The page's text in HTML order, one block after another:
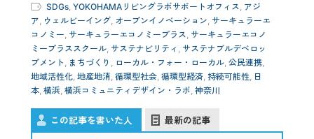
SDGs, YOKOHAMAリビングラボサポートオフィス, アジ
ア, ウェルビーイング, オープンイノベーション, サーキュラーエ
コノミー, サーキュラーエコノミープラス, サーキュラーエコノ
ミープラススクール, サステナビリティ , サステナブルデベロッ
プメント , まちづくり , ローカル・フォー・ローカル, 公民連携,
地域活性化, 地産地消, 循環型社会, 循環型経済, 持続可能性, 日
本, 横浜, 横浜コミュニティデザイン・ラボ, 神奈川
この記事を書いた人 最新の記事